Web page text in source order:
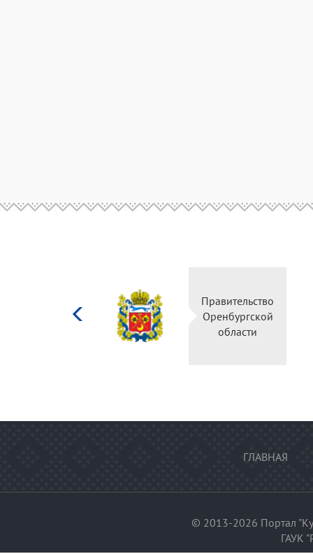
Правительство
Оренбургской
области
ГЛАВНАЯ
© 2013-2026 Портал
ГАУК